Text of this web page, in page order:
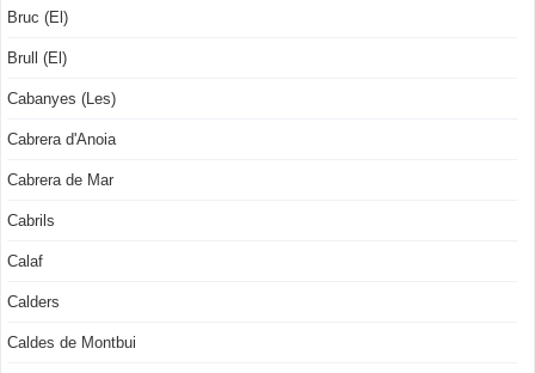
Bruc (El)
Brull (El)
Cabanyes (Les)
Cabrera d'Anoia
Cabrera de Mar
Cabrils
Calaf
Calders
Caldes de Montbui